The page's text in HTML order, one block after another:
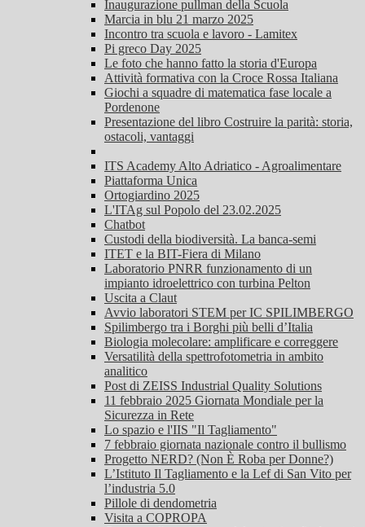
Inaugurazione pullman della Scuola
Marcia in blu 21 marzo 2025
Incontro tra scuola e lavoro - Lamitex
Pi greco Day 2025
Le foto che hanno fatto la storia d'Europa
Attività formativa con la Croce Rossa Italiana
Giochi a squadre di matematica fase locale a
Pordenone
Presentazione del libro Costruire la parità: storia,
ostacoli, vantaggi
ITS Academy Alto Adriatico - Agroalimentare
Piattaforma Unica
Ortogiardino 2025
L'ITAg sul Popolo del 23.02.2025
Chatbot
Custodi della biodiversità. La banca-semi
ITET e la BIT-Fiera di Milano
Laboratorio PNRR funzionamento di un
impianto idroelettrico con turbina Pelton
Uscita a Claut
Avvio laboratori STEM per IC SPILIMBERGO
Spilimbergo tra i Borghi più belli d’Italia
Biologia molecolare: amplificare e correggere
Versatilità della spettrofotometria in ambito
analitico
Post di ZEISS Industrial Quality Solutions
11 febbraio 2025 Giornata Mondiale per la
Sicurezza in Rete
Lo spazio e l'IIS "Il Tagliamento"
7 febbraio giornata nazionale contro il bullismo
Progetto NERD? (Non È Roba per Donne?)
L’Istituto Il Tagliamento e la Lef di San Vito per
l’industria 5.0
Pillole di dendometria
Visita a COPROPA